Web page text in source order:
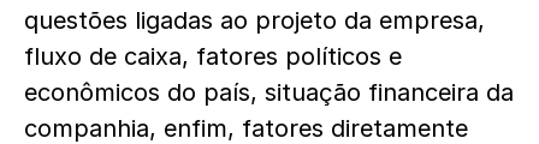
questões ligadas ao projeto da empresa,
fluxo de caixa, fatores políticos e
econômicos do país, situação financeira da
companhia, enfim, fatores diretamente